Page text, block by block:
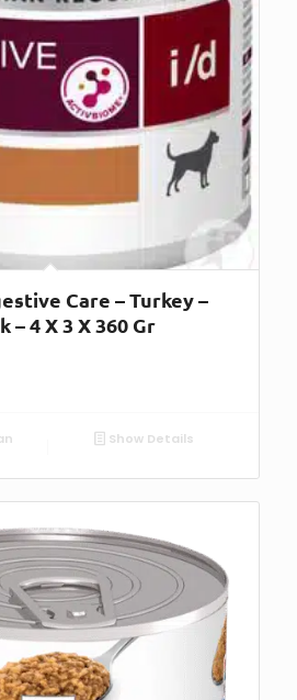
Care – Turkey –
– 4 X 3 X 360 Gr
Show Details